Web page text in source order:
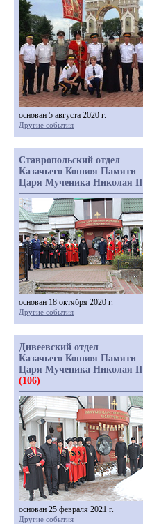
основан 5 августа 2020 г.
Другие события
Ставропольский отдел
Казачьего Конвоя Памяти
Царя Мученика Николая II
основан 18 октября 2020 г.
Другие события
Дивеевский отдел
Казачьего Конвоя Памяти
Царя Мученика Николая II
(106)
основан 25 февраля 2021 г.
Другие события